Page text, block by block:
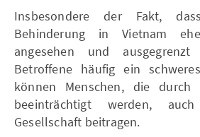
Insbesondere der Fakt,
Behinderung in Vietnam
angesehen und
Betroffene häufig ein
können Menschen, die durch
beeinträchtigt werden,
Gesellschaft beitragen.